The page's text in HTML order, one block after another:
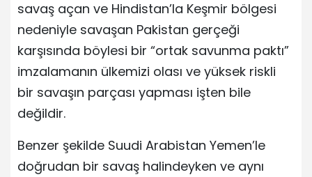
savaş açan ve Hindistan’la Keşmir bölgesi
nedeniyle savaşan Pakistan gerçeği
karşısında böylesi bir “ortak savunma paktı”
imzalamanın ülkemizi olası ve yüksek riskli
bir savaşın parçası yapması işten bile
değildir.
Benzer şekilde Suudi Arabistan Yemen’le
doğrudan bir savaş halindeyken ve aynı